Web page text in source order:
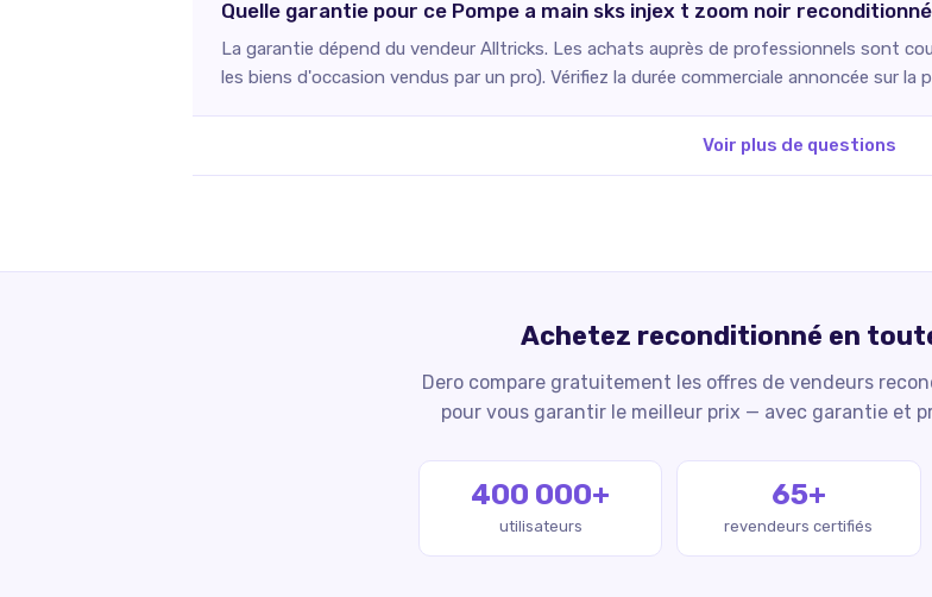
Quelle garantie pour ce Pompe a main sks injex t zoom noir
La garantie dépend du vendeur Alltricks. Les achats auprès de professionnels sont
les biens d'occasion vendus par un pro). Vérifiez la durée commerciale annoncée sur la
Voir plus de questions
Achetez reconditionné en
Dero compare gratuitement les offres de vendeurs
pour vous garantir le meilleur prix — avec garantie et
400 000+
utilisateurs
65+
revendeurs certifiés